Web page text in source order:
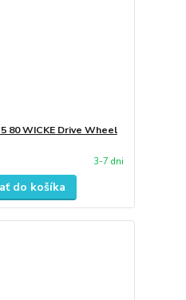
80 WICKE Drive Wheel
3-7 dni
do košíka